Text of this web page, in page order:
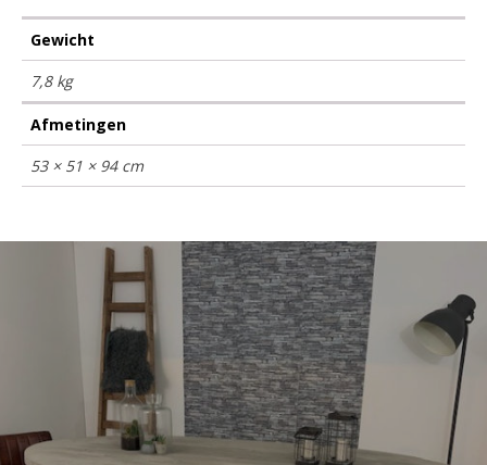
Gewicht
7,8 kg
Afmetingen
53 × 51 × 94 cm